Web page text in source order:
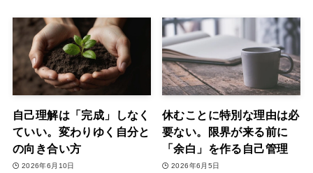
自己理解は「完成」しなく
ていい。変わりゆく自分と
の向き合い方
2026年6月10日
休むことに特別な理由は必
要ない。限界が来る前に
「余白」を作る自己管理
2026年6月5日